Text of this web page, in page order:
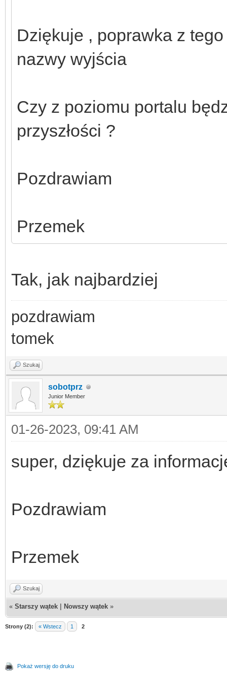
Dziękuje , poprawka z
nazwy wyjścia
Czy z poziomu portalu
przyszłości ?
Pozdrawiam
Przemek
Tak, jak najbardziej
pozdrawiam
tomek
Szukaj
sobotprz
Junior Member
01-26-2023, 09:41 AM
super, dziękuje za
Pozdrawiam
Przemek
Szukaj
« Starszy wątek Nowszy wątek »
Strony (2): « Wstecz 1 2
Pokaż wersję do druku